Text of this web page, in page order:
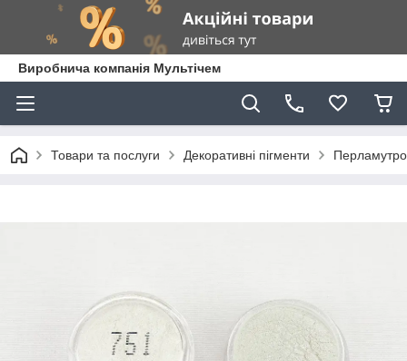
Виробнича компанія Мультічем
Товари та послуги Декоративні пігменти